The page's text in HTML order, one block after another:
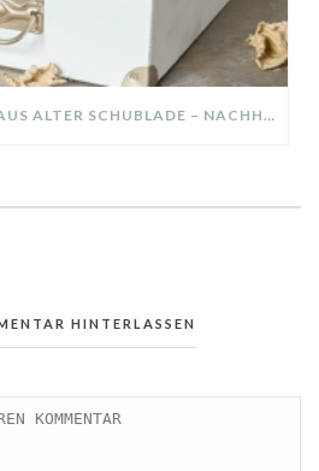
DIY-DEKO-TABLETT AUS ALTER SCHUBLADE – NACHHALTIGE HERBSTDEKO SELBER MACHEN!
HINTERLASSEN